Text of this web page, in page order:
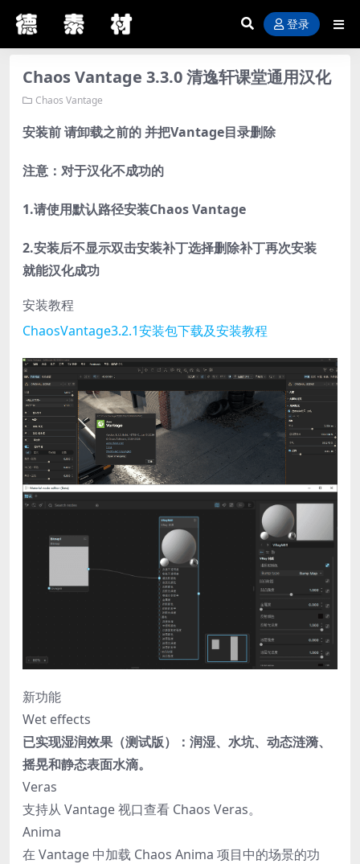
登录
Chaos Vantage 3.3.0 清逸轩课堂通用汉化
Chaos Vantage
安装前 请卸载之前的 并把Vantage目录删除
注意：对于汉化不成功的
1.请使用默认路径安装Chaos Vantage
2.安装后不显示双击安装补丁选择删除补丁再次安装
就能汉化成功
安装教程
ChaosVantage3.2.1安装包下载及安装教程
新功能
Wet effects
已实现湿润效果（测试版）：润湿、水坑、动态涟漪、
摇晃和静态表面水滴。
Veras
支持从 Vantage 视口查看 Chaos Veras。
Anima
在 Vantage 中加载 Chaos Anima 项目中的场景的功